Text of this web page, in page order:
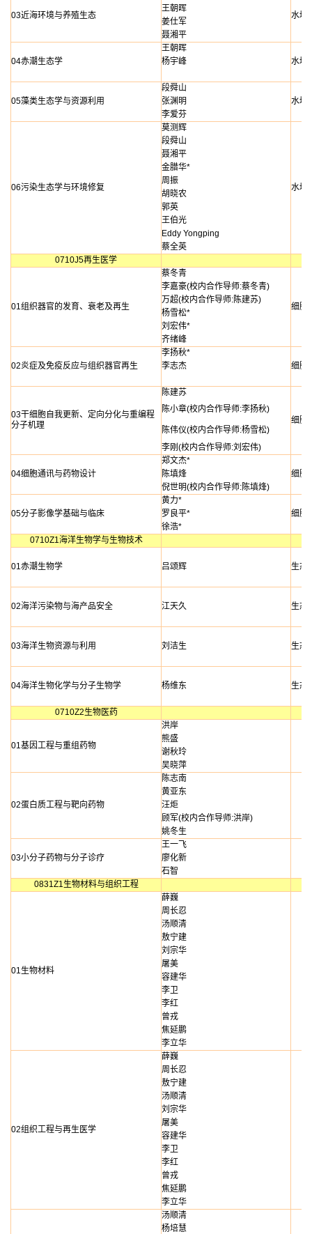
03近海环境与养殖生态 水域
王朝晖
姜仕军
聂湘平
04赤潮生态学
王朝晖
水域
杨宇峰
05藻类生态学与资源利用
段舜山
水域
张渊明
李爱芬
06污染生态学与环境修复
莫测辉
水域
段舜山
聂湘平
金腊华*
周振
胡晓农
郭英
王伯光
Eddy Yongping
蔡全英
0710J5再生医学
01组织器官的发育、衰老及再生
蔡冬青
细胞
李嘉豪(校内合作导师:蔡冬青)
万超(校内合作导师:陈建苏)
杨雪松*
刘宏伟*
齐绪峰
02炎症及免疫反应与组织器官再生
李扬秋*
细胞
李志杰
03干细胞自我更新、定向分化与重编程
分子机理
陈建苏
细胞
陈小章(校内合作导师:李扬秋)
陈伟仪(校内合作导师:杨雪松)
李刚(校内合作导师:刘宏伟)
04细胞通讯与药物设计
郑文杰*
细胞
陈填烽
倪世明(校内合作导师:陈填烽)
05分子影像学基础与临床
黄力*
细胞
罗良平*
徐浩*
0710Z1海洋生物学与生物技术
01赤潮生物学 吕颂辉 生态
02海洋污染物与海产品安全 江天久 生态
03海洋生物资源与利用 刘洁生 生态
04海洋生物化学与分子生物学 杨维东 生态
0710Z2生物医药
01基因工程与重组药物
洪岸
熊盛
谢秋玲
吴晓萍
02蛋白质工程与靶向药物
陈志南
黄亚东
汪炬
顾军(校内合作导师:洪岸)
姚冬生
03小分子药物与分子诊疗
王一飞
廖化新
石智
0831Z1生物材料与组织工程
01生物材料
薛巍
周长忍
汤顺清
敖宁建
刘宗华
屠美
容建华
李卫
李红
曾戎
焦延鹏
李立华
02组织工程与再生医学
薛巍
周长忍
敖宁建
汤顺清
刘宗华
屠美
容建华
李卫
李红
曾戎
焦延鹏
李立华
汤顺清
杨培慧